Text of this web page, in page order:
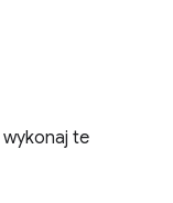
te